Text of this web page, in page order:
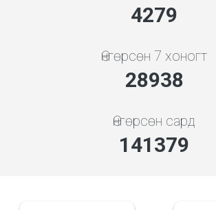
4279
Өнгөрсөн 7 хоногт
28938
Өнгөрсөн сард
141379